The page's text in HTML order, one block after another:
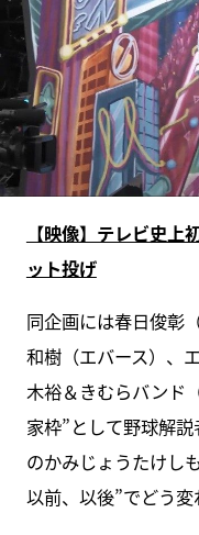
【映像】テレビ史
ット投げ
同企画には春日俊彰
和樹（エバース）、
木裕＆きむらバンド
家枠”として野球解
のかみじょうたけし
以前、以後”でどう変